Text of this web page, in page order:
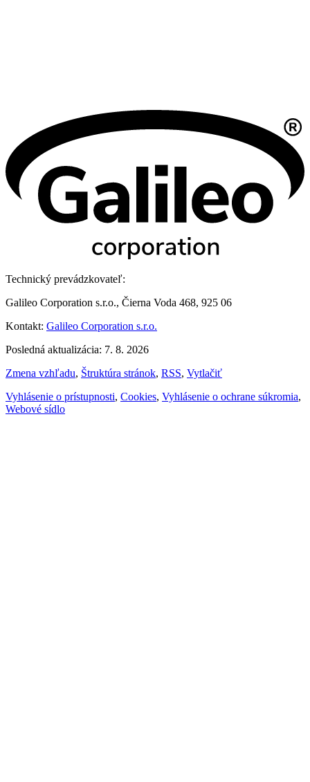
Technický prevádzkovateľ:
Galileo Corporation s.r.o., Čierna Voda 468, 925 06
Kontakt: Galileo Corporation s.r.o.
Posledná aktualizácia: 7. 8. 2026
Zmena vzhľadu, Štruktúra stránok, RSS, Vytlačiť
Vyhlásenie o prístupnosti, Cookies, Vyhlásenie o ochrane súkromia,
Webové sídlo